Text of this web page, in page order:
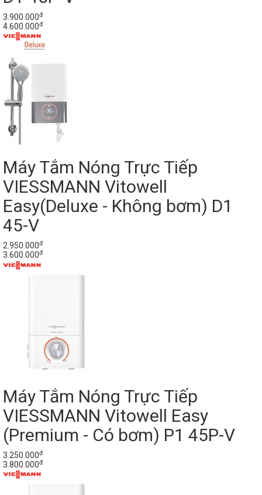
3.900.000đ
4.600.000đ
Máy Tắm Nóng Trực Tiếp
VIESSMANN Vitowell
Easy(Deluxe - Không bơm) D1
45-V
2.950.000đ
3.600.000đ
Máy Tắm Nóng Trực Tiếp
VIESSMANN Vitowell Easy
(Premium - Có bơm) P1 45P-V
3.250.000đ
3.800.000đ